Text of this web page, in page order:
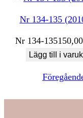
Nr 134-135
Nr 134-135
Lägg till i